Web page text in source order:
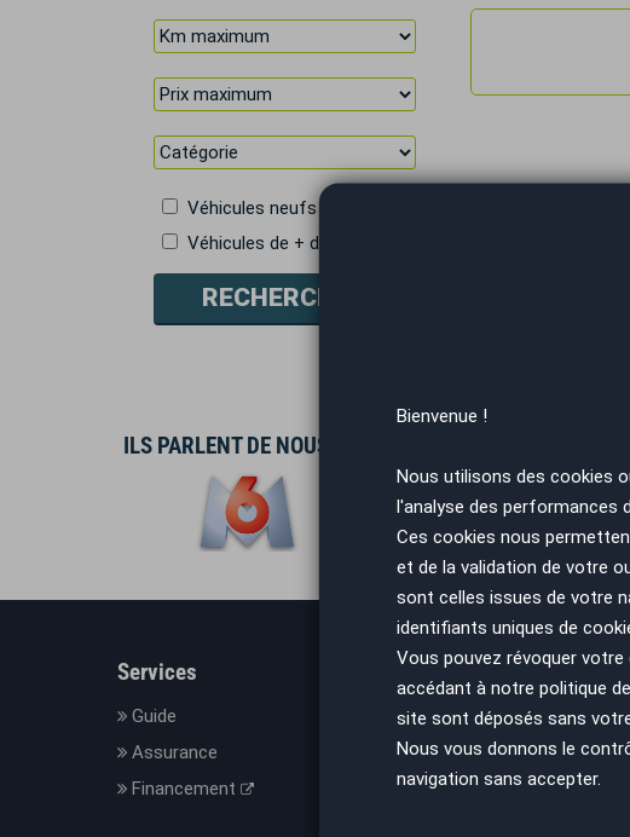
Véhicules neufs
Véhicules de + de 5 places
ILS PARLENT DE NOUS
Services
Guide
Assurance
Financement
En savoir plus
Le concept
Nos CGV
Mesures sanitaires
Bienvenue !
Nous utilisons des cookies
l'analyse des performances
Ces cookies nous
et de la validation de votre
sont celles issues de votre
identifiants uniques de
Vous pouvez révoquer
accédant à notre politique
site sont déposés sans
Nous vous donnons le
navigation sans accepter.